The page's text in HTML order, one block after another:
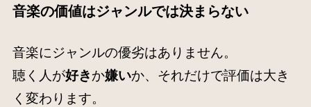
音楽の価値はジャンルでは決まらない
音楽にジャンルの優劣はありません。
聴く人が好きか嫌いか、それだけで評価は大き
く変わります。